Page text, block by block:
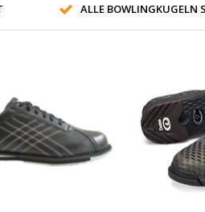
ALLE BOWLINGKUGELN